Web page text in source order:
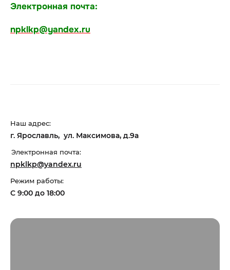
Электронная почта:
npklkp@yandex.ru
Электронная почта:
npklkp@yandex.ru
Режим работы:
С 9:00 до 18:00
Наш адрес:
г. Ярославль, ул. Максимова, д.9а